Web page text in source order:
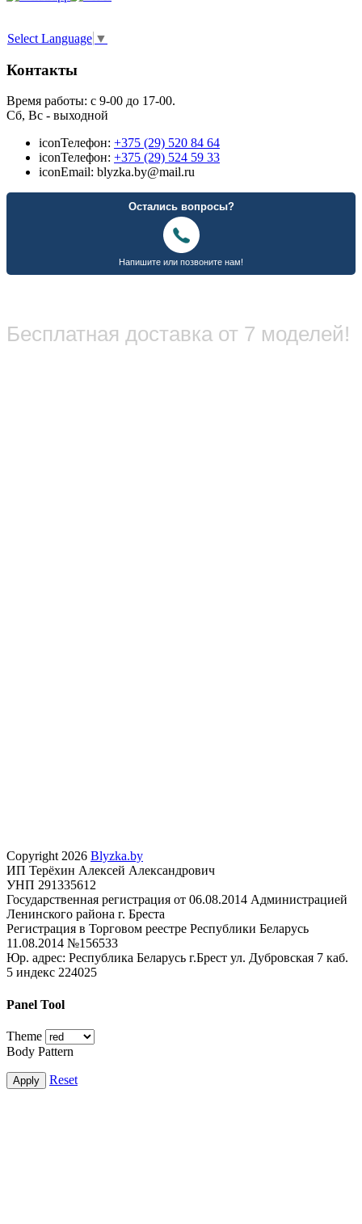
Select Language ▼
Контакты
Время работы: с 9-00 до 17-00.
Сб, Вс - выходной
iconТелефон: +375 (29) 520 84 64
iconТелефон: +375 (29) 524 59 33
iconEmail: blyzka.by@mail.ru
Бесплатная доставка от 7 моделей!
Copyright 2026 Blyzka.by
ИП Терёхин Алексей Александрович
УНП 291335612
Государственная регистрация от 06.08.2014 Администрацией
Ленинского района г. Бреста
Регистрация в Торговом реестре Республики Беларусь
11.08.2014 №156533
Юр. адрес: Республика Беларусь г.Брест ул. Дубровская 7 каб.
5 индекс 224025
Panel Tool
Theme
Body Pattern
Apply Reset